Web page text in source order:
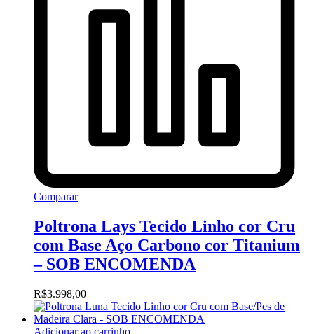
Comparar
Poltrona Lays Tecido Linho cor Cru
com Base Aço Carbono cor Titanium
– SOB ENCOMENDA
R$3.998,00
Adicionar ao carrinho